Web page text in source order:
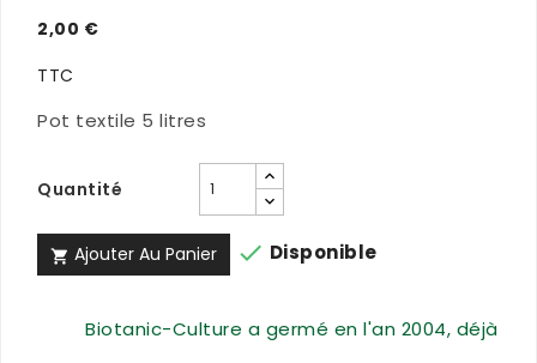
2,00 €
TTC
Pot textile 5 litres
Quantité
 Ajouter Au Panier  Disponible
Biotanic-Culture a germé en l'an 2004, déjà